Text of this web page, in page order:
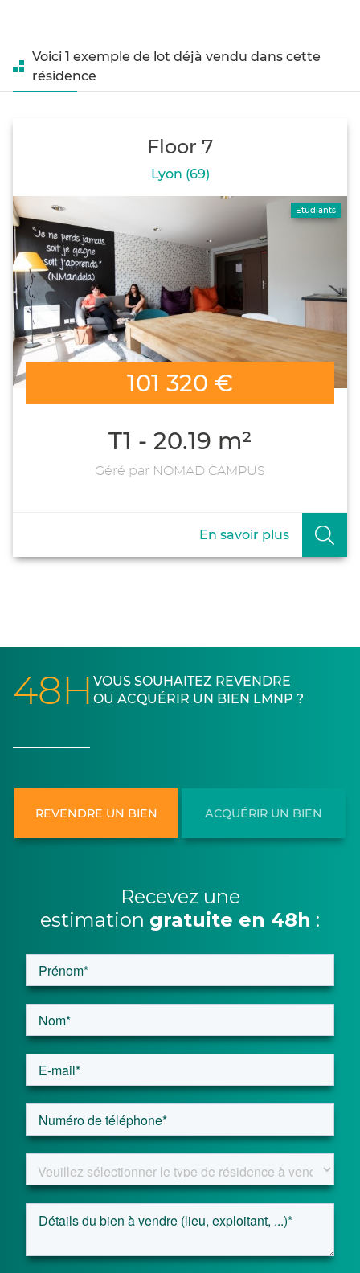
Voici 1 exemple de lot déjà vendu dans cette
résidence
Floor 7
Lyon (69)
Etudiants
101 320 €
T1 - 20.19 m²
Géré par NOMAD CAMPUS
En savoir plus
48H VOUS SOUHAITEZ REVENDRE
OU ACQUÉRIR UN BIEN LMNP ?
REVENDRE UN BIEN ACQUÉRIR UN BIEN